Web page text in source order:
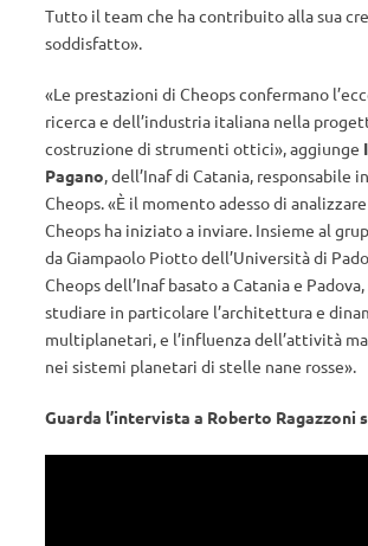
Tutto il team che ha contribuito alla sua
soddisfatto».
«Le prestazioni di Cheops confermano
ricerca e dell’industria italiana nella
costruzione di strumenti ottici», aggiunge
Pagano, dell’Inaf di Catania, responsabile
Cheops. «È il momento adesso di
Cheops ha iniziato a inviare. Insieme al
da Giampaolo Piotto dell’Università di
Cheops dell’Inaf basato a Catania e
studiare in particolare l’architettura e
multiplanetari, e l’influenza dell’attività
nei sistemi planetari di stelle nane rosse».
Guarda l’intervista a Roberto Ragazzoni